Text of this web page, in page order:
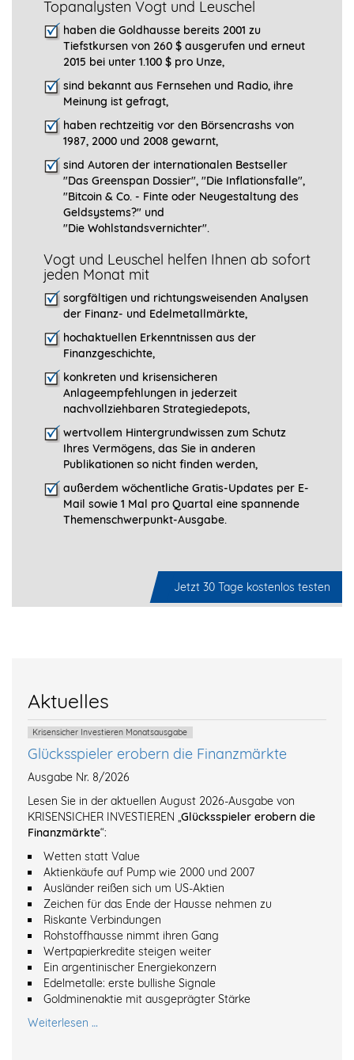
Topanalysten Vogt und Leuschel
haben die Goldhausse bereits 2001 zu
Tiefstkursen von 260 $ ausgerufen und erneut
2015 bei unter 1.100 $ pro Unze,
sind bekannt aus Fernsehen und Radio, ihre
Meinung ist gefragt,
haben rechtzeitig vor den Börsencrashs von
1987, 2000 und 2008 gewarnt,
sind Autoren der internationalen Bestseller
"Das Greenspan Dossier", "Die Inflationsfalle",
"Bitcoin & Co. - Finte oder Neugestaltung des
Geldsystems?" und
"Die Wohlstandsvernichter".
Vogt und Leuschel helfen Ihnen ab sofort
jeden Monat mit
sorgfältigen und richtungsweisenden Analysen
der Finanz- und Edelmetallmärkte,
hochaktuellen Erkenntnissen aus der
Finanzgeschichte,
konkreten und krisensicheren
Anlageempfehlungen in jederzeit
nachvollziehbaren Strategiedepots,
wertvollem Hintergrundwissen zum Schutz
Ihres Vermögens, das Sie in anderen
Publikationen so nicht finden werden,
außerdem wöchentliche Gratis-Updates per E-
Mail sowie 1 Mal pro Quartal eine spannende
Themenschwerpunkt-­Ausgabe.
Jetzt 30 Tage kostenlos testen
Aktuelles
Krisensicher Investieren Monatsausgabe
Glücksspieler erobern die Finanzmärkte
Ausgabe Nr. 8/2026
Lesen Sie in der aktuellen August 2026-Ausgabe von
KRISENSICHER INVESTIEREN „Glücksspieler erobern die
Finanzmärkte“:
Wetten statt Value
Aktienkäufe auf Pump wie 2000 und 2007
Ausländer reißen sich um US-Aktien
Zeichen für das Ende der Hausse nehmen zu
Riskante Verbindungen
Rohstoffhausse nimmt ihren Gang
Wertpapierkredite steigen weiter
Ein argentinischer Energiekonzern
Edelmetalle: erste bullishe Signale
Goldminenaktie mit ausgeprägter Stärke
Weiterlesen …